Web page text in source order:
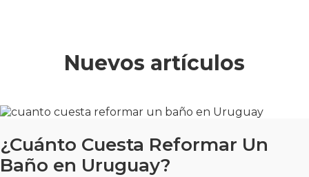
Nuevos artículos
¿Cuánto Cuesta Reformar Un
Baño en Uruguay?